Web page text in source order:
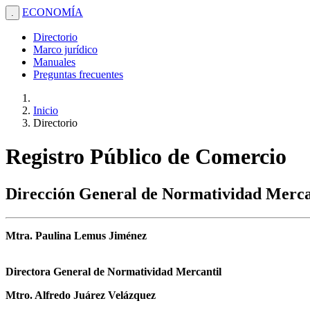
. ECONOMÍA
Directorio
Marco jurídico
Manuales
Preguntas frecuentes
Inicio
Directorio
Registro Público de Comercio
Dirección General de Normatividad
Mtra. Paulina Lemus Jiménez
Directora General de Normatividad Mercantil
Mtro. Alfredo Juárez Velázquez